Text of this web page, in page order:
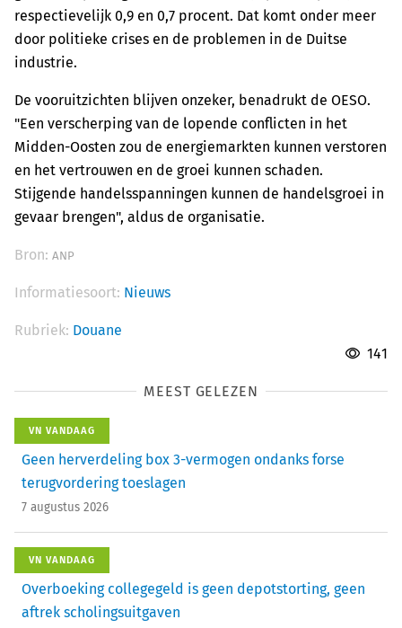
respectievelijk 0,9 en 0,7 procent. Dat komt onder meer
door politieke crises en de problemen in de Duitse
industrie.
De vooruitzichten blijven onzeker, benadrukt de OESO.
"Een verscherping van de lopende conflicten in het
Midden-Oosten zou de energiemarkten kunnen verstoren
en het vertrouwen en de groei kunnen schaden.
Stijgende handelsspanningen kunnen de handelsgroei in
gevaar brengen", aldus de organisatie.
Bron: ANP
Informatiesoort: Nieuws
Rubriek: Douane
141
MEEST GELEZEN
VN VANDAAG
Geen herverdeling box 3-vermogen ondanks forse
terugvordering toeslagen
7 augustus 2026
VN VANDAAG
Overboeking collegegeld is geen depotstorting, geen
aftrek scholingsuitgaven